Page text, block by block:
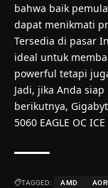
bahwa baik
dapat menikmati
Tersedia di pasar
ideal untuk
powerful tetapi
Jadi, jika Anda
berikutnya,
5060 EAGLE OC
TAGGED: AMD